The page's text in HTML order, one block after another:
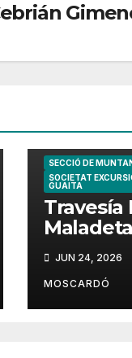
SECCIÓ DE
SOCIETAT
GUAITA
Travesía
2026
JUN 24, 2026
MOSCARDÓ